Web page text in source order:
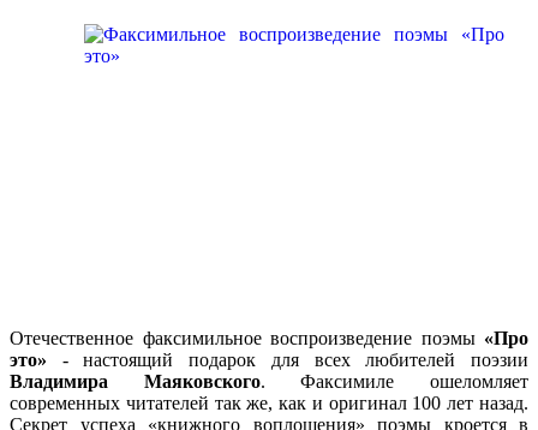
Отечественное факсимильное воспроизведение поэмы «Про
это» - настоящий подарок для всех любителей поэзии
Владимира Маяковского. Факсимиле ошеломляет
современных читателей так же, как и оригинал 100 лет назад.
Секрет успеха «книжного воплощения» поэмы кроется в